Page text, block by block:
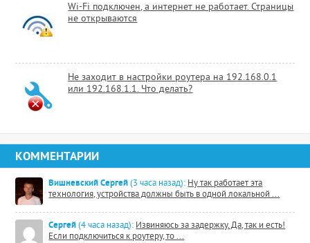
Wi-Fi подключен, а интернет не работает. Страницы
не открываются
Не заходит в настройки роутера на 192.168.0.1
или 192.168.1.1. Что делать?
КОММЕНТАРИИ
Вишневский Сергей (3 часа назад): Ну так работает эта
технология, устройства должны быть в одной локальной ...
Сергей (4 часа назад): Извиняюсь за задержку. Да, так и есть!
Если подключиться к роутеру, то ...